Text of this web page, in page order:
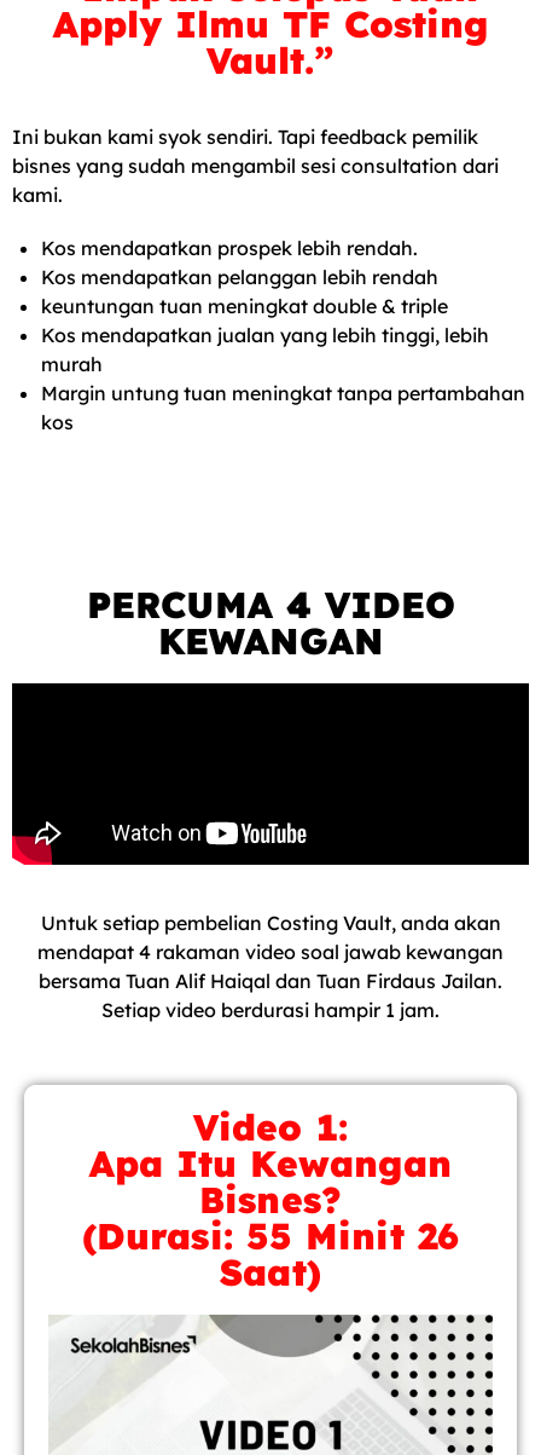
Apply Ilmu TF Costing
Vault.”
Ini bukan kami syok sendiri. Tapi feedback pemilik
bisnes yang sudah mengambil sesi consultation dari
kami.
Kos mendapatkan prospek lebih rendah.
Kos mendapatkan pelanggan lebih rendah
keuntungan tuan meningkat double & triple
Kos mendapatkan jualan yang lebih tinggi, lebih
murah
Margin untung tuan meningkat tanpa pertambahan
kos
PERCUMA 4 VIDEO
KEWANGAN
Untuk setiap pembelian Costing Vault, anda akan
mendapat 4 rakaman video soal jawab kewangan
bersama Tuan Alif Haiqal dan Tuan Firdaus Jailan.
Setiap video berdurasi hampir 1 jam.
Video 1:
Apa Itu Kewangan
Bisnes?
(Durasi: 55 Minit 26
Saat)